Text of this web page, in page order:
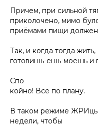
Причем, при сильной
приколочено, мимо
приёмами пищи должен
Так, и когда тогда
готовишь-ешь-моешь и
Спо
койно! Все по плану.
В таком режиме ЖРИцы
недели, чтобы